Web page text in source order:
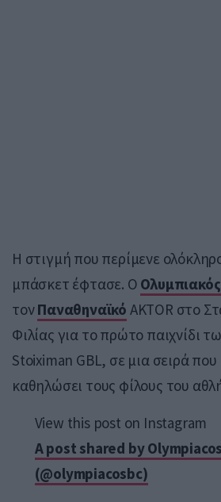
Η στιγμή που περίμενε
μπάσκετ έφτασε. Ο Ολυμπιακός
τονΠαναθηναϊκό AKTOR στο
Φιλίας για το πρώτο παιχνίδι
Stoiximan GBL, σε μια σειρά
καθηλώσει τους φίλους του
View this post on Instagram
A post shared by
(@olympiacosbc)